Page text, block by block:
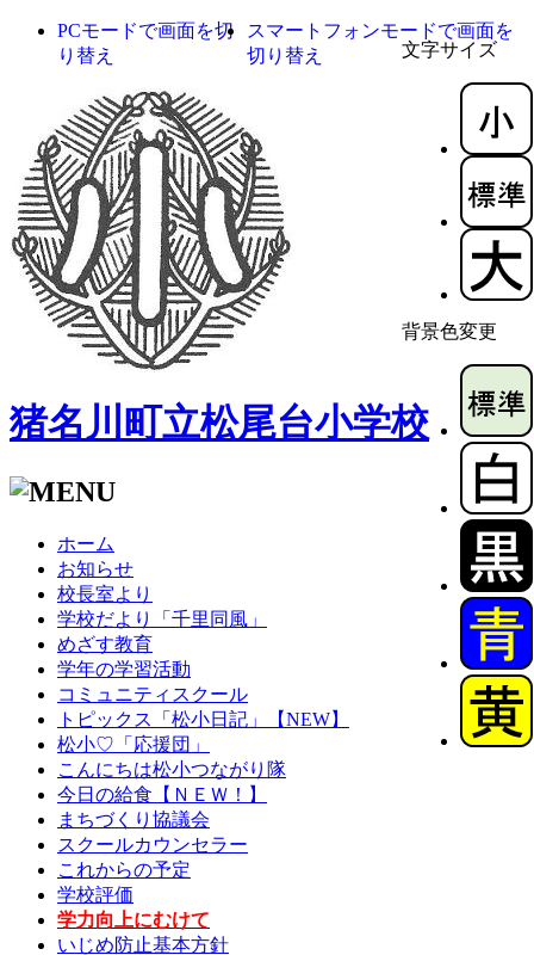
文字サイズ
背景色変更
PCモードで画面を切
り替え
スマートフォンモードで画面を
切り替え
猪名川町立松尾台小学校
ホーム
お知らせ
校長室より
学校だより「千里同風」
めざす教育
学年の学習活動
コミュニティスクール
トピックス「松小日記」【NEW】
松小♡「応援団」
こんにちは松小つながり隊
今日の給食【ＮＥＷ！】
まちづくり協議会
スクールカウンセラー
これからの予定
学校評価
学力向上にむけて
いじめ防止基本方針